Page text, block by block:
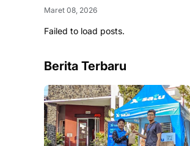
Maret 08, 2026
Failed to load posts.
Berita Terbaru
JATIM